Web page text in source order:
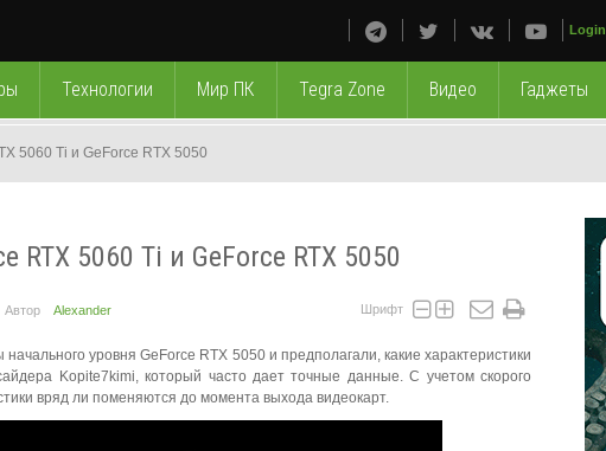
Login
Технологии Мир ПК Tegra Zone Видео Гаджеты
5060 Ti и GeForce RTX 5050
RTX 5060 Ti и GeForce RTX 5050
Автор Alexander Шрифт
уровня GeForce RTX 5050 и предполагали, какие характеристики
Kopite7kimi, который часто дает точные данные. С учетом скорого
вряд ли поменяются до момента выхода видеокарт.